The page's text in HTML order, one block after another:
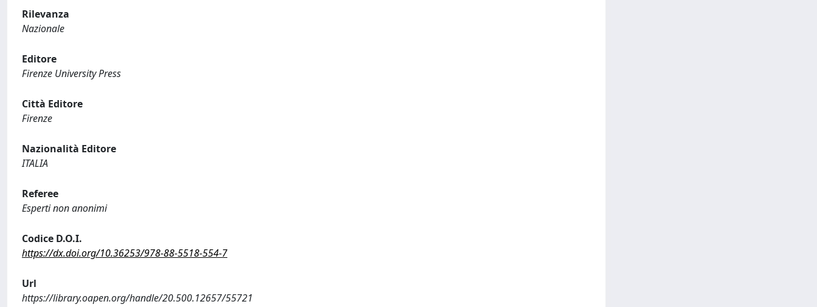
Rilevanza
Nazionale
Editore
Firenze University Press
Città Editore
Firenze
Nazionalità Editore
ITALIA
Referee
Esperti non anonimi
Codice D.O.I.
https://dx.doi.org/10.36253/978-88-5518-554-7
Url
https://library.oapen.org/handle/20.500.12657/55721